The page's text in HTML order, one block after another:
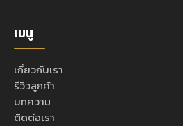
เมนู
เกี่ยวกับเรา
รีวิวลูกค้า
บทความ
ติดต่อเรา